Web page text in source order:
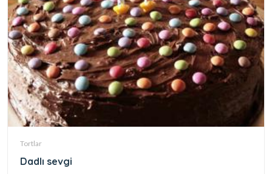
Tortlar
Dadlı sevgi